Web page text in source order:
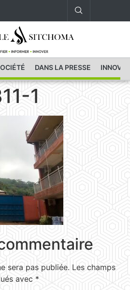
DANS LA PRESSE
1
sera pas publiée. Les champs
avec *